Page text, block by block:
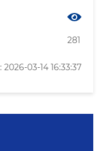
281
03-14 16:33:37